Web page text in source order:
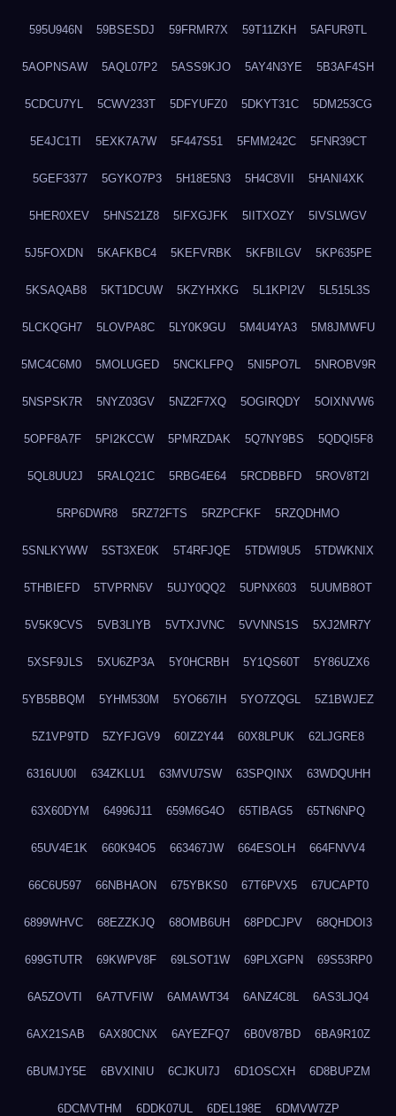
595U946N 59BSESDJ 59FRMR7X 59T11ZKH 5AFUR9TL
5AOPNSAW 5AQL07P2 5ASS9KJO 5AY4N3YE 5B3AF4SH
5CDCU7YL 5CWV233T 5DFYUFZ0 5DKYT31C 5DM253CG
5E4JC1TI 5EXK7A7W 5F447S51 5FMM242C 5FNR39CT
5GEF3377 5GYKO7P3 5H18E5N3 5H4C8VII 5HANI4XK
5HER0XEV 5HNS21Z8 5IFXGJFK 5IITXOZY 5IVSLWGV
5J5FOXDN 5KAFKBC4 5KEFVRBK 5KFBILGV 5KP635PE
5KSAQAB8 5KT1DCUW 5KZYHXKG 5L1KPI2V 5L515L3S
5LCKQGH7 5LOVPA8C 5LY0K9GU 5M4U4YA3 5M8JMWFU
5MC4C6M0 5MOLUGED 5NCKLFPQ 5NI5PO7L 5NROBV9R
5NSPSK7R 5NYZ03GV 5NZ2F7XQ 5OGIRQDY 5OIXNVW6
5OPF8A7F 5PI2KCCW 5PMRZDAK 5Q7NY9BS 5QDQI5F8
5QL8UU2J 5RALQ21C 5RBG4E64 5RCDBBFD 5ROV8T2I
5RP6DWR8 5RZ72FTS 5RZPCFKF 5RZQDHMO
5SNLKYWW 5ST3XE0K 5T4RFJQE 5TDWI9U5 5TDWKNIX
5THBIEFD 5TVPRN5V 5UJY0QQ2 5UPNX603 5UUMB8OT
5V5K9CVS 5VB3LIYB 5VTXJVNC 5VVNNS1S 5XJ2MR7Y
5XSF9JLS 5XU6ZP3A 5Y0HCRBH 5Y1QS60T 5Y86UZX6
5YB5BBQM 5YHM530M 5YO667IH 5YO7ZQGL 5Z1BWJEZ
5Z1VP9TD 5ZYFJGV9 60IZ2Y44 60X8LPUK 62LJGRE8
6316UU0I 634ZKLU1 63MVU7SW 63SPQINX 63WDQUHH
63X60DYM 64996J11 659M6G4O 65TIBAG5 65TN6NPQ
65UV4E1K 660K94O5 663467JW 664ESOLH 664FNVV4
66C6U597 66NBHAON 675YBKS0 67T6PVX5 67UCAPT0
6899WHVC 68EZZKJQ 68OMB6UH 68PDCJPV 68QHDOI3
699GTUTR 69KWPV8F 69LSOT1W 69PLXGPN 69S53RP0
6A5ZOVTI 6A7TVFIW 6AMAWT34 6ANZ4C8L 6AS3LJQ4
6AX21SAB 6AX80CNX 6AYEZFQ7 6B0V87BD 6BA9R10Z
6BUMJY5E 6BVXINIU 6CJKUI7J 6D1OSCXH 6D8BUPZM
6DCMVTHM 6DDK07UL 6DEL198E 6DMVW7ZP